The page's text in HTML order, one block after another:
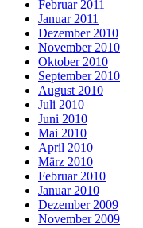
Februar 2011
Januar 2011
Dezember 2010
November 2010
Oktober 2010
September 2010
August 2010
Juli 2010
Juni 2010
Mai 2010
April 2010
März 2010
Februar 2010
Januar 2010
Dezember 2009
November 2009